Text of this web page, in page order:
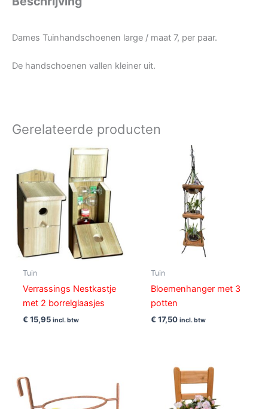
Dames Tuinhandschoenen large / maat 7, per paar.
De handschoenen vallen kleiner uit.
Gerelateerde producten
Tuin
Verrassings Nestkastje
met 2 borrelglaasjes
€ 15,95 incl. btw
Tuin
Bloemenhanger met 3
potten
€ 17,50 incl. btw